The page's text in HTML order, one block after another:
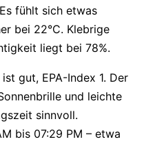
fühlt sich etwas
bei 22°C. Klebrige
liegt bei 78%.
gut, EPA-Index 1. Der
und leichte
sinnvoll.
bis 07:29 PM – etwa